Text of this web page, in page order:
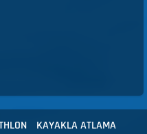
KAYAKLA ATLAMA